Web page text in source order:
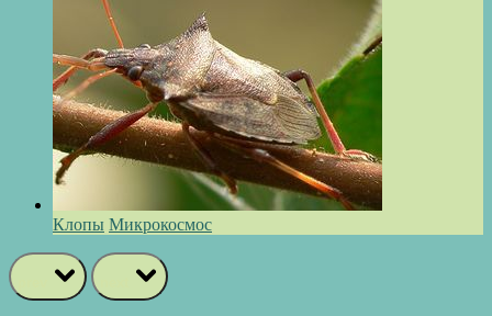
Клопы Микрокосмос